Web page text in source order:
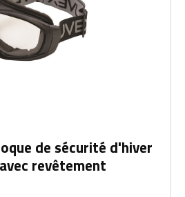
de sécurité d'hiver
revêtement